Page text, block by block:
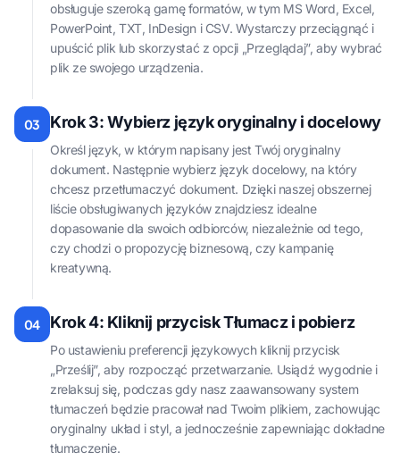
obsługuje szeroką gamę formatów, w tym MS Word, Excel,
PowerPoint, TXT, InDesign i CSV. Wystarczy przeciągnąć i
upuścić plik lub skorzystać z opcji „Przeglądaj”, aby wybrać
plik ze swojego urządzenia.
03 Krok 3: Wybierz język oryginalny i docelowy
Określ język, w którym napisany jest Twój oryginalny
dokument. Następnie wybierz język docelowy, na który
chcesz przetłumaczyć dokument. Dzięki naszej obszernej
liście obsługiwanych języków znajdziesz idealne
dopasowanie dla swoich odbiorców, niezależnie od tego,
czy chodzi o propozycję biznesową, czy kampanię
kreatywną.
04 Krok 4: Kliknij przycisk Tłumacz i pobierz
Po ustawieniu preferencji językowych kliknij przycisk
„Prześlij”, aby rozpocząć przetwarzanie. Usiądź wygodnie i
zrelaksuj się, podczas gdy nasz zaawansowany system
tłumaczeń będzie pracował nad Twoim plikiem, zachowując
oryginalny układ i styl, a jednocześnie zapewniając dokładne
tłumaczenie.